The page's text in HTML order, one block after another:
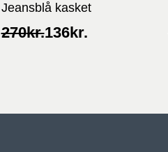
Jeansblå kasket
270kr.
Original136kr.
Current